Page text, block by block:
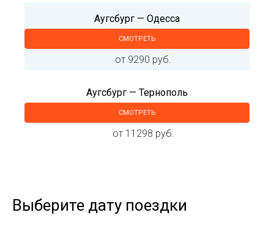
Аугсбург — Одесса
СМОТРЕТЬ
от 9290 руб.
Аугсбург — Тернополь
СМОТРЕТЬ
от 11298 руб.
Выберите дату поездки